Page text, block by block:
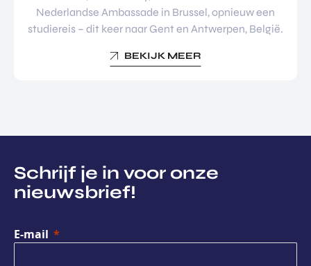
Nederlandse Ambassade in Brussel, opnieuw een
studiereis – dit keer naar Gent en Antwerpen, België.
BEKIJK MEER
Schrijf je in voor onze
nieuwsbrief!
E-mail